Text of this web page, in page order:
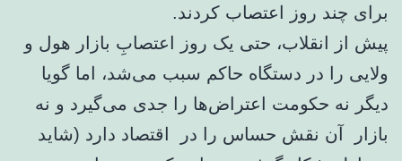
برای چند روز اعتصاب کردند.
پیش از انقلاب، حتی یک روز اعتصابِ بازار هول و
ولایی را در دستگاه حاکم سبب می‌شد، اما گویا
دیگر نه حکومت اعتراض‌ها را جدی می‌گیرد و نه
بازار آن نقش حساس را در اقتصاد دارد (شاید